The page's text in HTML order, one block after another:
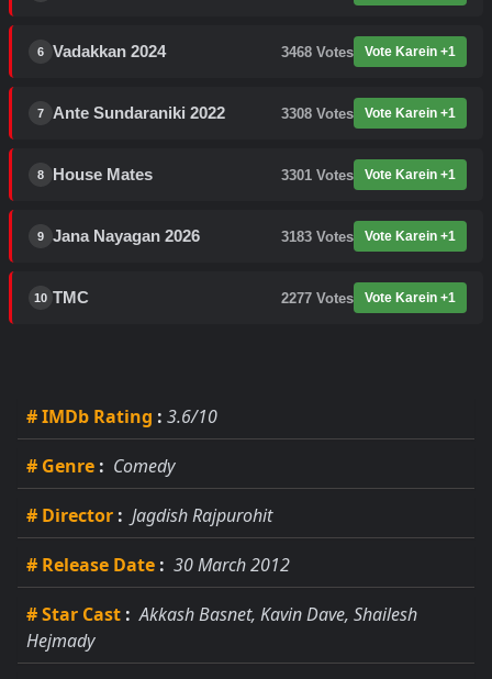
6 Vadakkan 2024 3468 Votes Vote Karein +1
7 Ante Sundaraniki 2022 3308 Votes Vote Karein +1
8 House Mates 3301 Votes Vote Karein +1
9 Jana Nayagan 2026 3183 Votes Vote Karein +1
10 TMC 2277 Votes Vote Karein +1
# IMDb Rating : 3.6/10
# Genre : Comedy
# Director : Jagdish Rajpurohit
# Release Date : 30 March 2012
# Star Cast : Akkash Basnet, Kavin Dave, Shailesh
Hejmady